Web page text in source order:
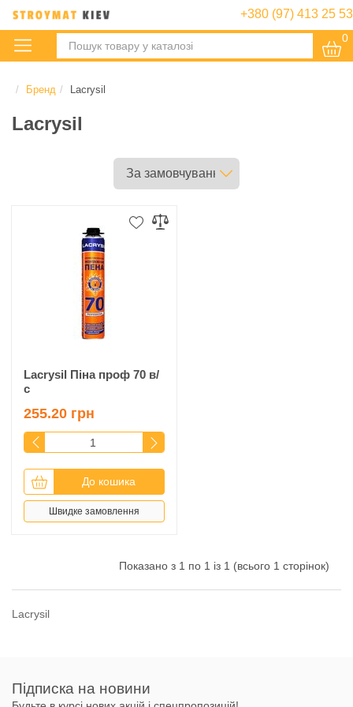
+380 (97) 413 25 53
0
Бренд Lacrysil
Lacrysil
Lacrysil Піна проф 70 в/
с
255.20 грн
До кошика
Швидке замовлення
Показано з 1 по 1 із 1 (всього 1 сторінок)
Lacrysil
Підписка на новини